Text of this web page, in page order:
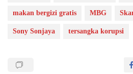
tersangka telah ditetapkan, dan satu
menghapus fakta siapa yang membuka
dari konflik yang tidak perlu. Para
makan bergizi gratis MBG
Sony Sonjaya tersangka korupsi